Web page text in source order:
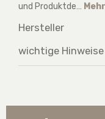
und Produktde… Mehr
Hersteller
wichtige Hinweise